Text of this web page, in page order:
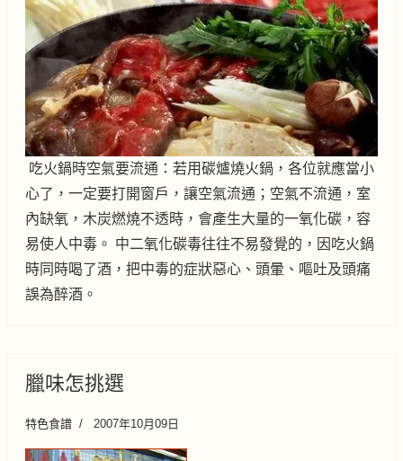
吃火鍋時空氣要流通：若用碳爐燒火鍋，各位就應當小
心了，一定要打開窗戶，讓空氣流通；空氣不流通，室
內缺氧，木炭燃燒不透時，會產生大量的一氧化碳，容
易使人中毒。 中二氧化碳毒往往不易發覺的，因吃火鍋
時同時喝了酒，把中毒的症狀惡心、頭暈、嘔吐及頭痛
誤為醉酒。
臘味怎挑選
特色食譜 2007年10月09日